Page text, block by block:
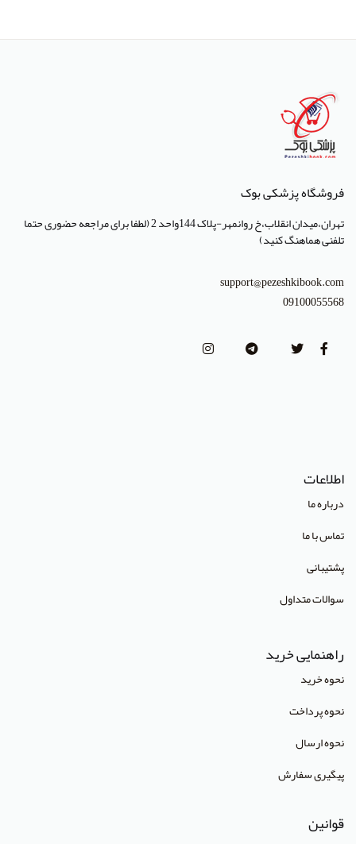
انتشارات پروژه
انتشارات تیمورزاده
انتشارات پرستش
انتشارات Wiley-Blackwell
انتشارات آثار سبحان
انتشارات جهاد دانشگاهی تهران
انتشارات پژوهشگاه علوم و فنون هسته ای
فروشگاه پزشکی بوک
تهران،میدان انقلاب،خ روانمهر-پلاک 144واحد 2 (لطفا برای مراجعه حضوری حتما
تلفنی هماهنگ کنید)
support@pezeshkibook.com
09100055568
اطلاعات
درباره ما
تماس با ما
پشتیبانی
سوالات متداول
راهنمایی خرید
نحوه خرید
نحوه پرداخت
نحوه ارسال
پیگیری سفارش
قوانین